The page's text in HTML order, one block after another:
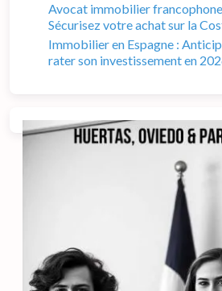
Avocat immobilier
Sécurisez votre achat sur la
Immobilier en Espagne :
rater son investissement en